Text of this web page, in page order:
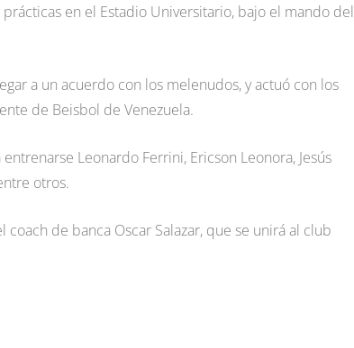
en el Estadio Universitario, bajo el mando del
a un acuerdo con los melenudos, y actuó con los
de Beisbol de Venezuela.
Leonardo Ferrini, Ericson Leonora, Jesús
otros.
de banca Oscar Salazar, que se unirá al club